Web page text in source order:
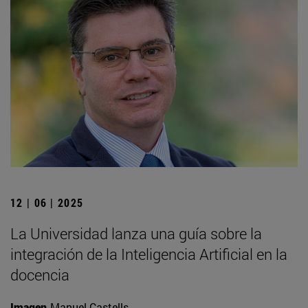
12 | 06 | 2025
La Universidad lanza una guía sobre la
integración de la Inteligencia Artificial en la
docencia